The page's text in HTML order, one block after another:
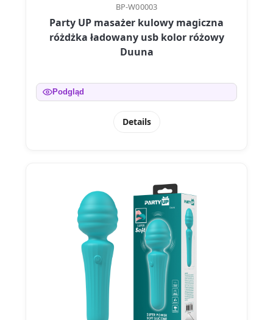
BP-W00003
Party UP masażer kulowy magiczna
różdżka ładowany usb kolor różowy
Duuna
Podgląd
Details